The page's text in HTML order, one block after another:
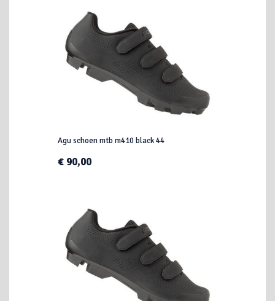
Agu schoen mtb m410 black 44
€ 90,00